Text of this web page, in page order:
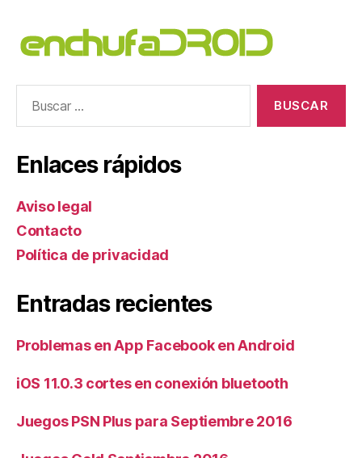
Enlaces rápidos
Aviso legal
Contacto
Política de privacidad
Entradas recientes
Problemas en App Facebook en Android
iOS 11.0.3 cortes en conexión bluetooth
Juegos PSN Plus para Septiembre 2016